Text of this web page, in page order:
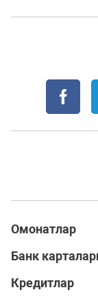
Омонатлар
Банк
Кредитлар